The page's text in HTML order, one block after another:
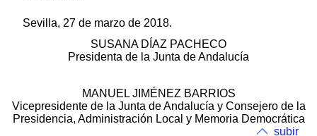
Sevilla, 27 de marzo de 2018.
SUSANA DÍAZ PACHECO
Presidenta de la Junta de Andalucía
MANUEL JIMÉNEZ BARRIOS
Vicepresidente de la Junta de Andalucía y Consejero de la
Presidencia, Administración Local y Memoria Democrática
subir